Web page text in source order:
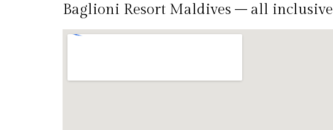
Baglioni Resort Maldives – all inclusive